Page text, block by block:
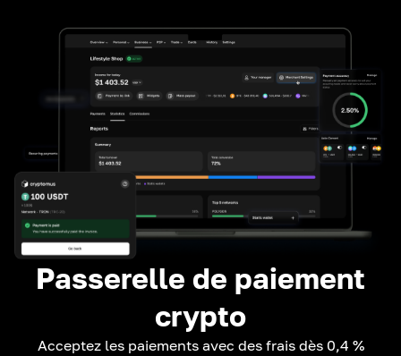
Passerelle de paiement
crypto
Acceptez les paiements avec des frais dès 0,4 %